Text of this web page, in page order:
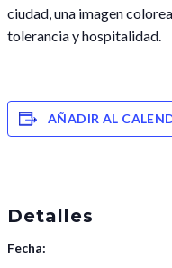
ciudad, una imagen
tolerancia y hospitalidad.
AÑADIR AL
Detalles
Fecha: